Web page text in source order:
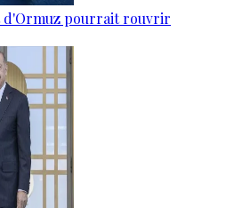
pourrait rouvrir